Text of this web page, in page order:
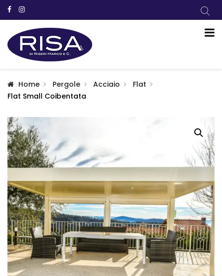
Home Pergole Acciaio
Flat
Flat Small Coibentata